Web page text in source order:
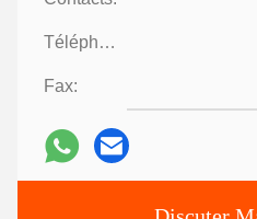
Téléphone:
Fax: